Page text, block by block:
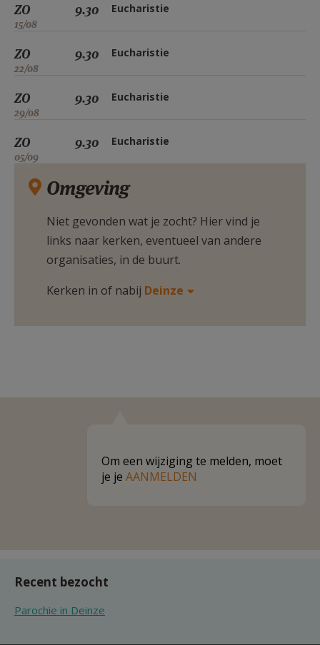
ZO
15/08
9.30 Eucharistie
ZO
22/08
9.30 Eucharistie
ZO
29/08
9.30 Eucharistie
ZO
05/09
9.30 Eucharistie
Omgeving
Niet gevonden wat je zocht? Hier vind je
links naar kerken, eventueel van andere
organisaties, in de buurt.
Kerken in of nabij Deinze
Om een wijziging te melden, moet
je je AANMELDEN
Recent bezocht
Parochie in Deinze